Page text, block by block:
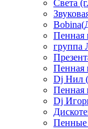
Света
Пенная
группа
Пенная
Dj Нил
Пенная
Dj
Пенные